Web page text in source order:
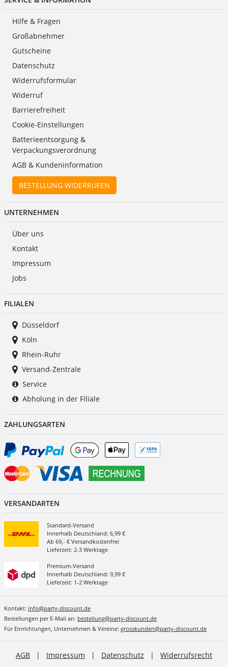
Hilfe & Fragen
Großabnehmer
Gutscheine
Datenschutz
Widerrufsformular
Widerruf
Barrierefreiheit
Cookie-Einstellungen
Batterieentsorgung &
Verpackungsverordnung
AGB & Kundeninformation
BESTELLUNG WIDERRUFEN
UNTERNEHMEN
Über uns
Kontakt
Impressum
Jobs
FILIALEN
Düsseldorf
Köln
Rhein-Ruhr
Versand-Zentrale
Service
Abholung in der Filiale
ZAHLUNGSARTEN
VERSANDARTEN
Standard-Versand
Innerhalb Deutschland: 6,99 €
Ab 69,- € Versandkostenfrei
Lieferzeit: 2-3 Werktage
Premium-Versand
Innerhalb Deutschland: 9,99 €
Lieferzeit: 1-2 Werktage
Kontakt: info@party-discount.de
Bestellungen per E-Mail an: bestellung@party-discount.de
Für Einrichtungen, Unternehmen & Vereine: grosskunden@party-discount.de
AGB | Impressum | Datenschutz | Widerrufsrecht